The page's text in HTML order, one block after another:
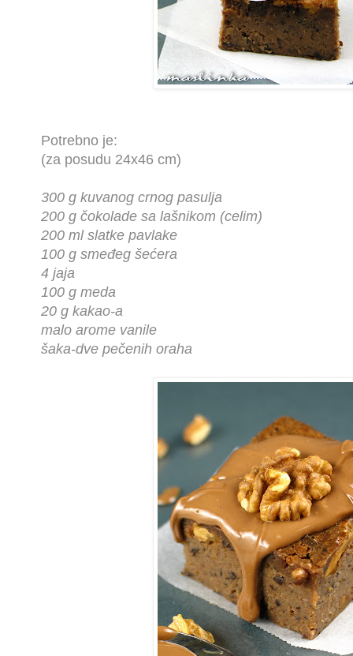
Potrebno je:
(za posudu 24x46 cm)
300 g kuvanog crnog pasulja
200 g čokolade sa lašnikom (celim)
200 ml slatke pavlake
100 g smeđeg šećera
4 jaja
100 g meda
20 g kakao-a
malo arome vanile
šaka-dve pečenih oraha